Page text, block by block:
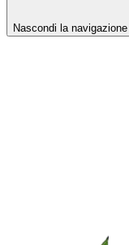
Nascondi la navigazione